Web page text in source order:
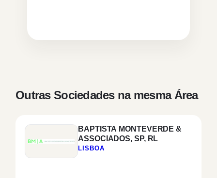
Outras Sociedades na mesma Área
BAPTISTA MONTEVERDE &
ASSOCIADOS, SP, RL
LISBOA